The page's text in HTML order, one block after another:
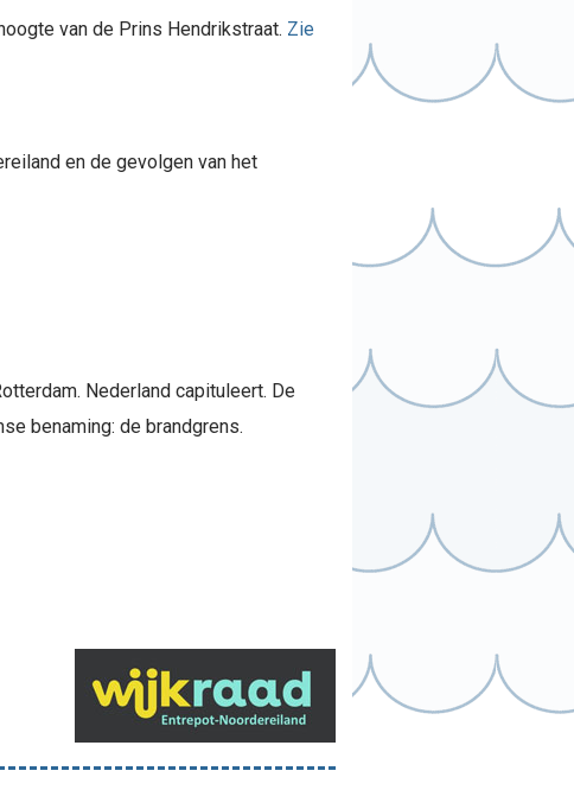
van de Prins Hendrikstraat. Zie
en de gevolgen van het
Nederland capituleert. De
benaming: de brandgrens.